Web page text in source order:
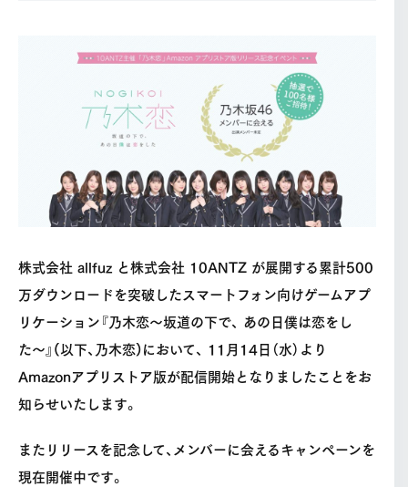
株式会社 allfuz と株式会社 10ANTZ が展開する累計500
万ダウンロードを突破したスマートフォン向けゲームアプ
リケーション『乃木恋〜坂道の下で、 あの日僕は恋をし
た〜』(以下、乃木恋)において、 11月14日（水）より
Amazonアプリストア版が配信開始となりましたことをお
知らせいたします。
またリリースを記念して、メンバーに会えるキャンペーンを
現在開催中です。